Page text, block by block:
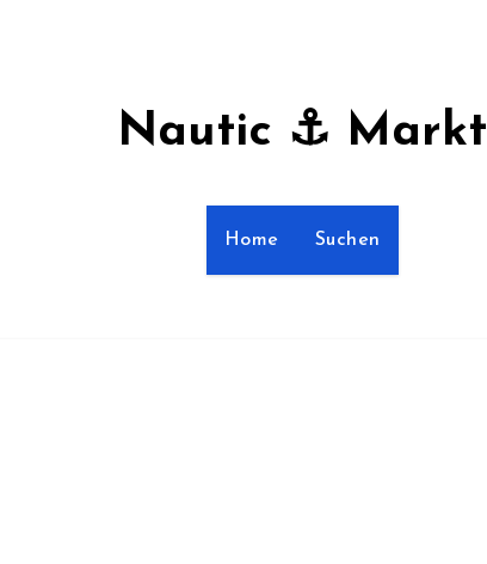
Nautic ⚓ Markt
Home Suchen